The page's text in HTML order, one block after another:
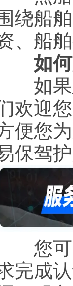
绕船
、船
如
如果您
欢迎
便您
保驾
您可以
完成